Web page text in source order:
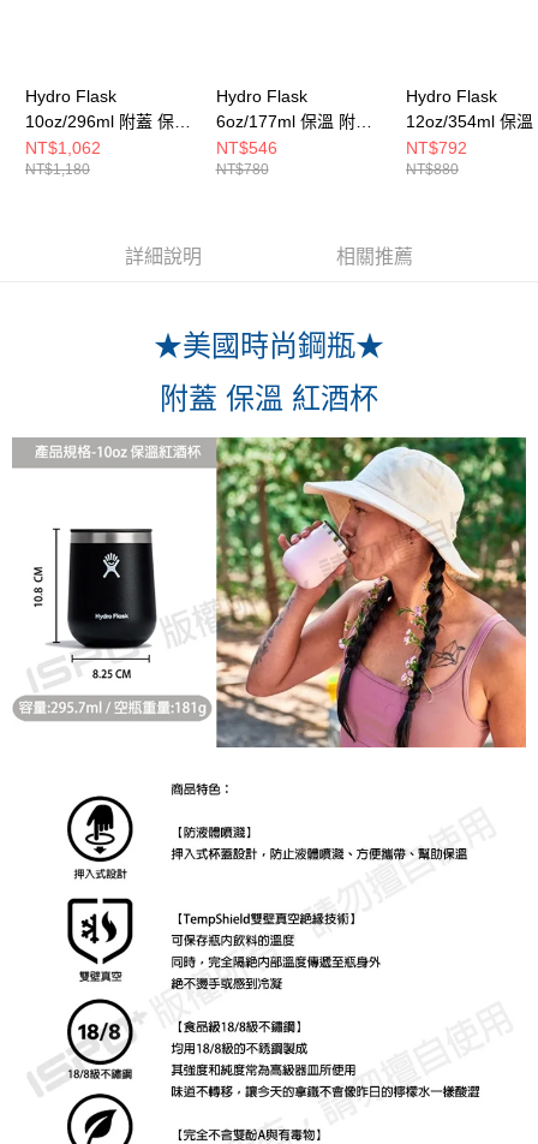
Hydro Flask
10oz/296ml 附蓋 保溫
紅酒杯 時尚黑
NT$1,062
NT$1,180
Hydro Flask
6oz/177ml 保溫 附蓋
馬克杯 靛藍色
NT$546
NT$780
Hydro Flask
12oz/354ml 保溫
馬克杯 午夜藍
NT$792
NT$880
詳細說明 相關推薦
★美國時尚鋼瓶★
附蓋 保溫 紅酒杯